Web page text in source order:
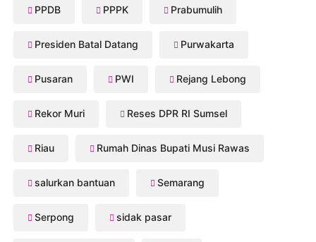
PPDB PPPK Prabumulih
Presiden Batal Datang Purwakarta
Pusaran PWI Rejang Lebong
Rekor Muri Reses DPR RI Sumsel
Riau Rumah Dinas Bupati Musi Rawas
salurkan bantuan Semarang
Serpong sidak pasar